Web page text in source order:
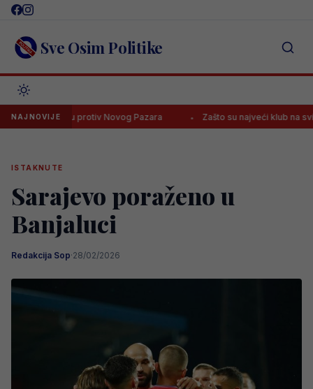
Skip
content Sve Osim Politike
NAJNOVIJE
protiv Novog Pazara Zašto su najveći klub na svijetu? Real
ISTAKNUTE
Sarajevo poraženo u
Banjaluci
Redakcija Sop·28/02/2026